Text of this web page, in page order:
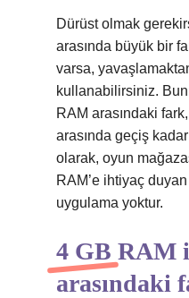
Dürüst olmak
arasında büyük bir
varsa,
kullanabilirsiniz.
RAM arasındaki
arasında geçiş
olarak, oyun
RAM’e ihtiyaç
uygulama yoktur.
4 GB RAM
arasındaki